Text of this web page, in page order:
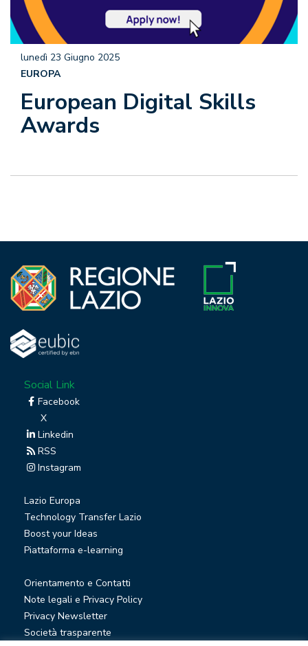
European Digital Skills
Awards
lunedì 23 Giugno 2025
EUROPA
Social Link
Facebook
X
Linkedin
RSS
Instagram
Lazio Europa
Technology Transfer Lazio
Boost your Ideas
Piattaforma e-learning
Orientamento e Contatti
Note legali e Privacy Policy
Privacy Newsletter
Società trasparente